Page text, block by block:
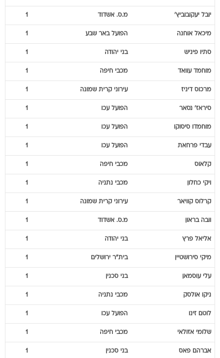
יובל יעקובוביץ' מ.ס. אשדוד 1
מיכאל אוחנה הפועל באר שבע 1
סתיו פיניש בני יהודה 1
מוחמד עוואד מכבי חיפה 1
מרכוס דיניז עירוני קרית שמונה 1
סיראז' נסאר הפועל עכו 1
מוחמדו סיסוקו הפועל עכו 1
עבדי פרחאת הפועל עכו 1
קלאוס מכבי חיפה 1
ויקי כחלון מכבי נתניה 1
קרלוס קוויאר עירוני קרית שמונה 1
וובה בראון מ.ס. אשדוד 1
אליאל פרץ בני יהודה 1
מיקי סירושטיין בית"ר ירושלים 1
עלי עוסמאן בני סכנין 1
ניקו אולסק מכבי נתניה 1
לוטם זינו הפועל עכו 1
שלומי אזולאי מכבי חיפה 1
אברהם פאס בני סכנין 1